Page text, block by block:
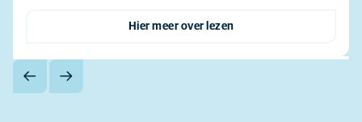
Hier meer over lezen